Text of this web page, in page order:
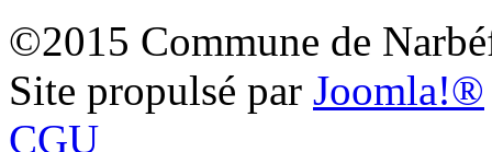
©2015 Commune de
Site propulsé par Joomla!®
CGU